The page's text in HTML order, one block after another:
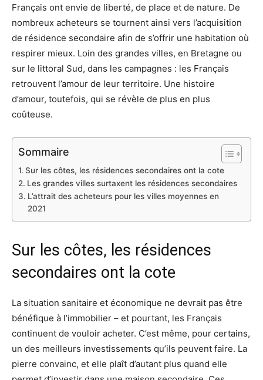
Français ont envie de liberté, de place et de nature. De
nombreux acheteurs se tournent ainsi vers l’acquisition
de résidence secondaire afin de s’offrir une habitation où
respirer mieux. Loin des grandes villes, en Bretagne ou
sur le littoral Sud, dans les campagnes : les Français
retrouvent l’amour de leur territoire. Une histoire
d’amour, toutefois, qui se révèle de plus en plus
coûteuse.
Sommaire
Sur les côtes, les résidences secondaires ont la cote
Les grandes villes surtaxent les résidences secondaires
L’attrait des acheteurs pour les villes moyennes en
2021
Sur les côtes, les résidences
secondaires ont la cote
La situation sanitaire et économique ne devrait pas être
bénéfique à l’immobilier – et pourtant, les Français
continuent de vouloir acheter. C’est même, pour certains,
un des meilleurs investissements qu’ils peuvent faire. La
pierre convainc, et elle plaît d’autant plus quand elle